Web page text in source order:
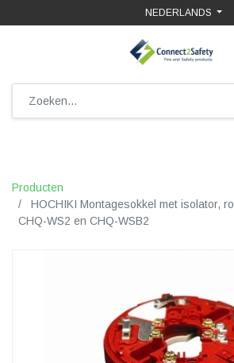
NEDERLANDS
Producten
HOCHIKI Montagesokkel met isolator,
CHQ-WS2 en CHQ-WSB2